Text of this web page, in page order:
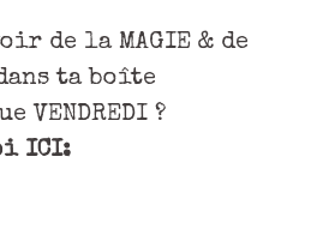
de la MAGIE & de
ta boîte
VENDREDI ?
ICI: